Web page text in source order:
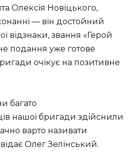
Олексія Новіцького,
— він достойний
відзнаки, звання «Герой
подання уже готове
очікує на позитивне
багато
нашої бригади здійснили
варто називати
Олег Зелінський.